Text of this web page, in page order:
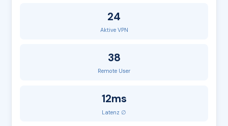
24
Aktive VPN
38
Remote User
12ms
Latenz ∅